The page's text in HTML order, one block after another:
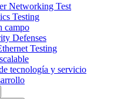
Networking Test
Testing
campo
Defenses
Testing
tecnología y servicio